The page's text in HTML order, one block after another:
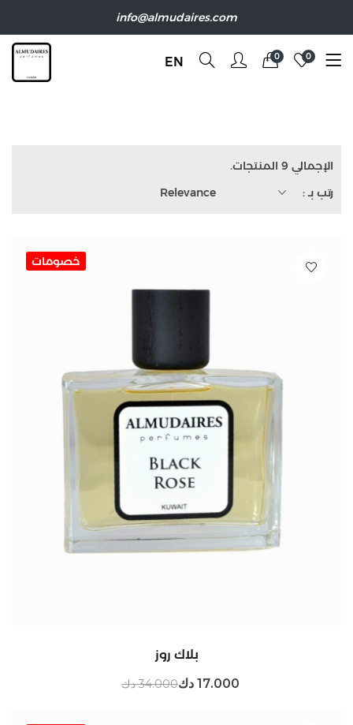
info@almudaires.com
EN 0 0
الإجمالي 9 المنتجات.
رتب بـ :
Relevance
خصومات
بلاك روز
17.000 دك
34.000 دك